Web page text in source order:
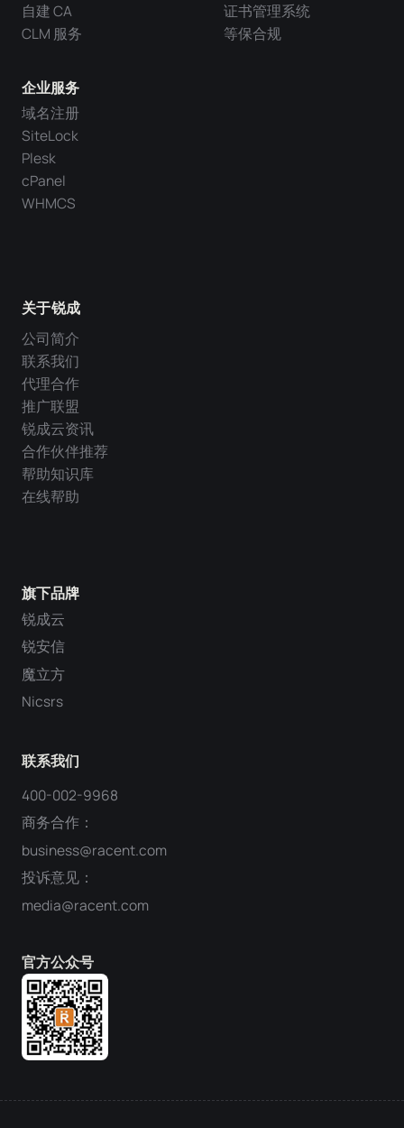
旗下品牌
锐成云
锐安信
魔立方
Nicsrs
联系我们
400-002-9968
商务合作：
business@racent.com
投诉意见：
media@racent.com
官方公众号
自建 CA
CLM 服务
企业服务
域名注册
SiteLock
Plesk
cPanel
WHMCS
证书管理系统
等保合规
关于锐成
公司简介
联系我们
代理合作
推广联盟
锐成云资讯
合作伙伴推荐
帮助知识库
在线帮助